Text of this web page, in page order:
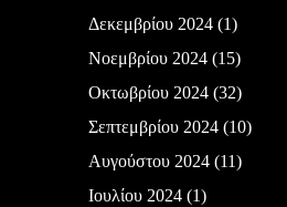
Δεκεμβρίου 2024(1)
Νοεμβρίου 2024(15)
Οκτωβρίου 2024(32)
Σεπτεμβρίου 2024(10)
Αυγούστου 2024(11)
Ιουλίου 2024(1)